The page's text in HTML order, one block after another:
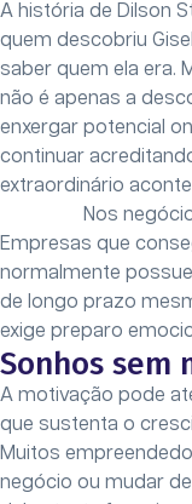
A história de Dilson
quem descobriu
saber quem ela era.
não é apenas a
enxergar potencial
continuar
extraordinário
Nos
Empresas que
normalmente
de longo prazo
exige preparo
Sonhos sem
A motivação pode
que sustenta o
Muitos
negócio ou mudar